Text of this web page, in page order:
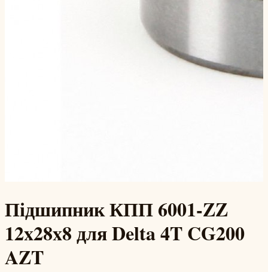
Підшипник КПП 6001-ZZ
12x28x8 для Delta 4T CG200
AZT